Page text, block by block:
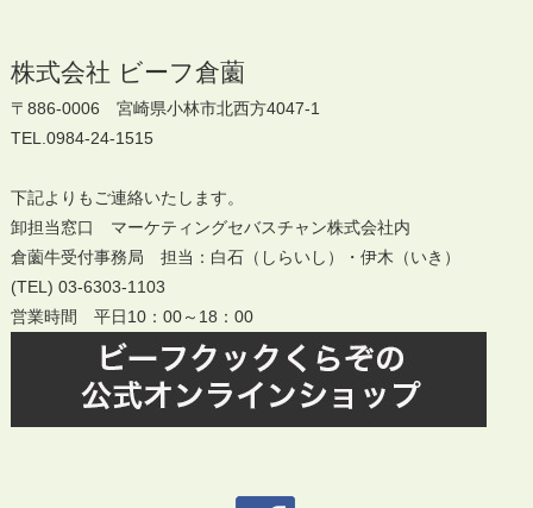
株式会社 ビーフ倉薗
〒886-0006 宮崎県小林市北西方4047-1
TEL.0984-24-1515
下記よりもご連絡いたします。
卸担当窓口 マーケティングセバスチャン株式会社内
倉薗牛受付事務局 担当：白石（しらいし）・伊木（いき）
(TEL) 03-6303-1103
営業時間 平日10：00～18：00